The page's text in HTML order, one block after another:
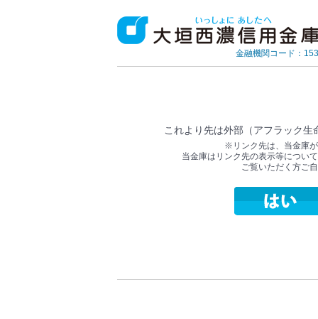
金融機関コード：
これより先は外部（アフラック
※リンク先は、当金庫
当金庫はリンク先の表示等につい
ご覧いただく方ご